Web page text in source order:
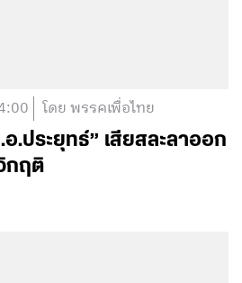
โดย พรรคเพื่อไทย
.ประยุทธ์” เสียสละลาออก
กฤติ